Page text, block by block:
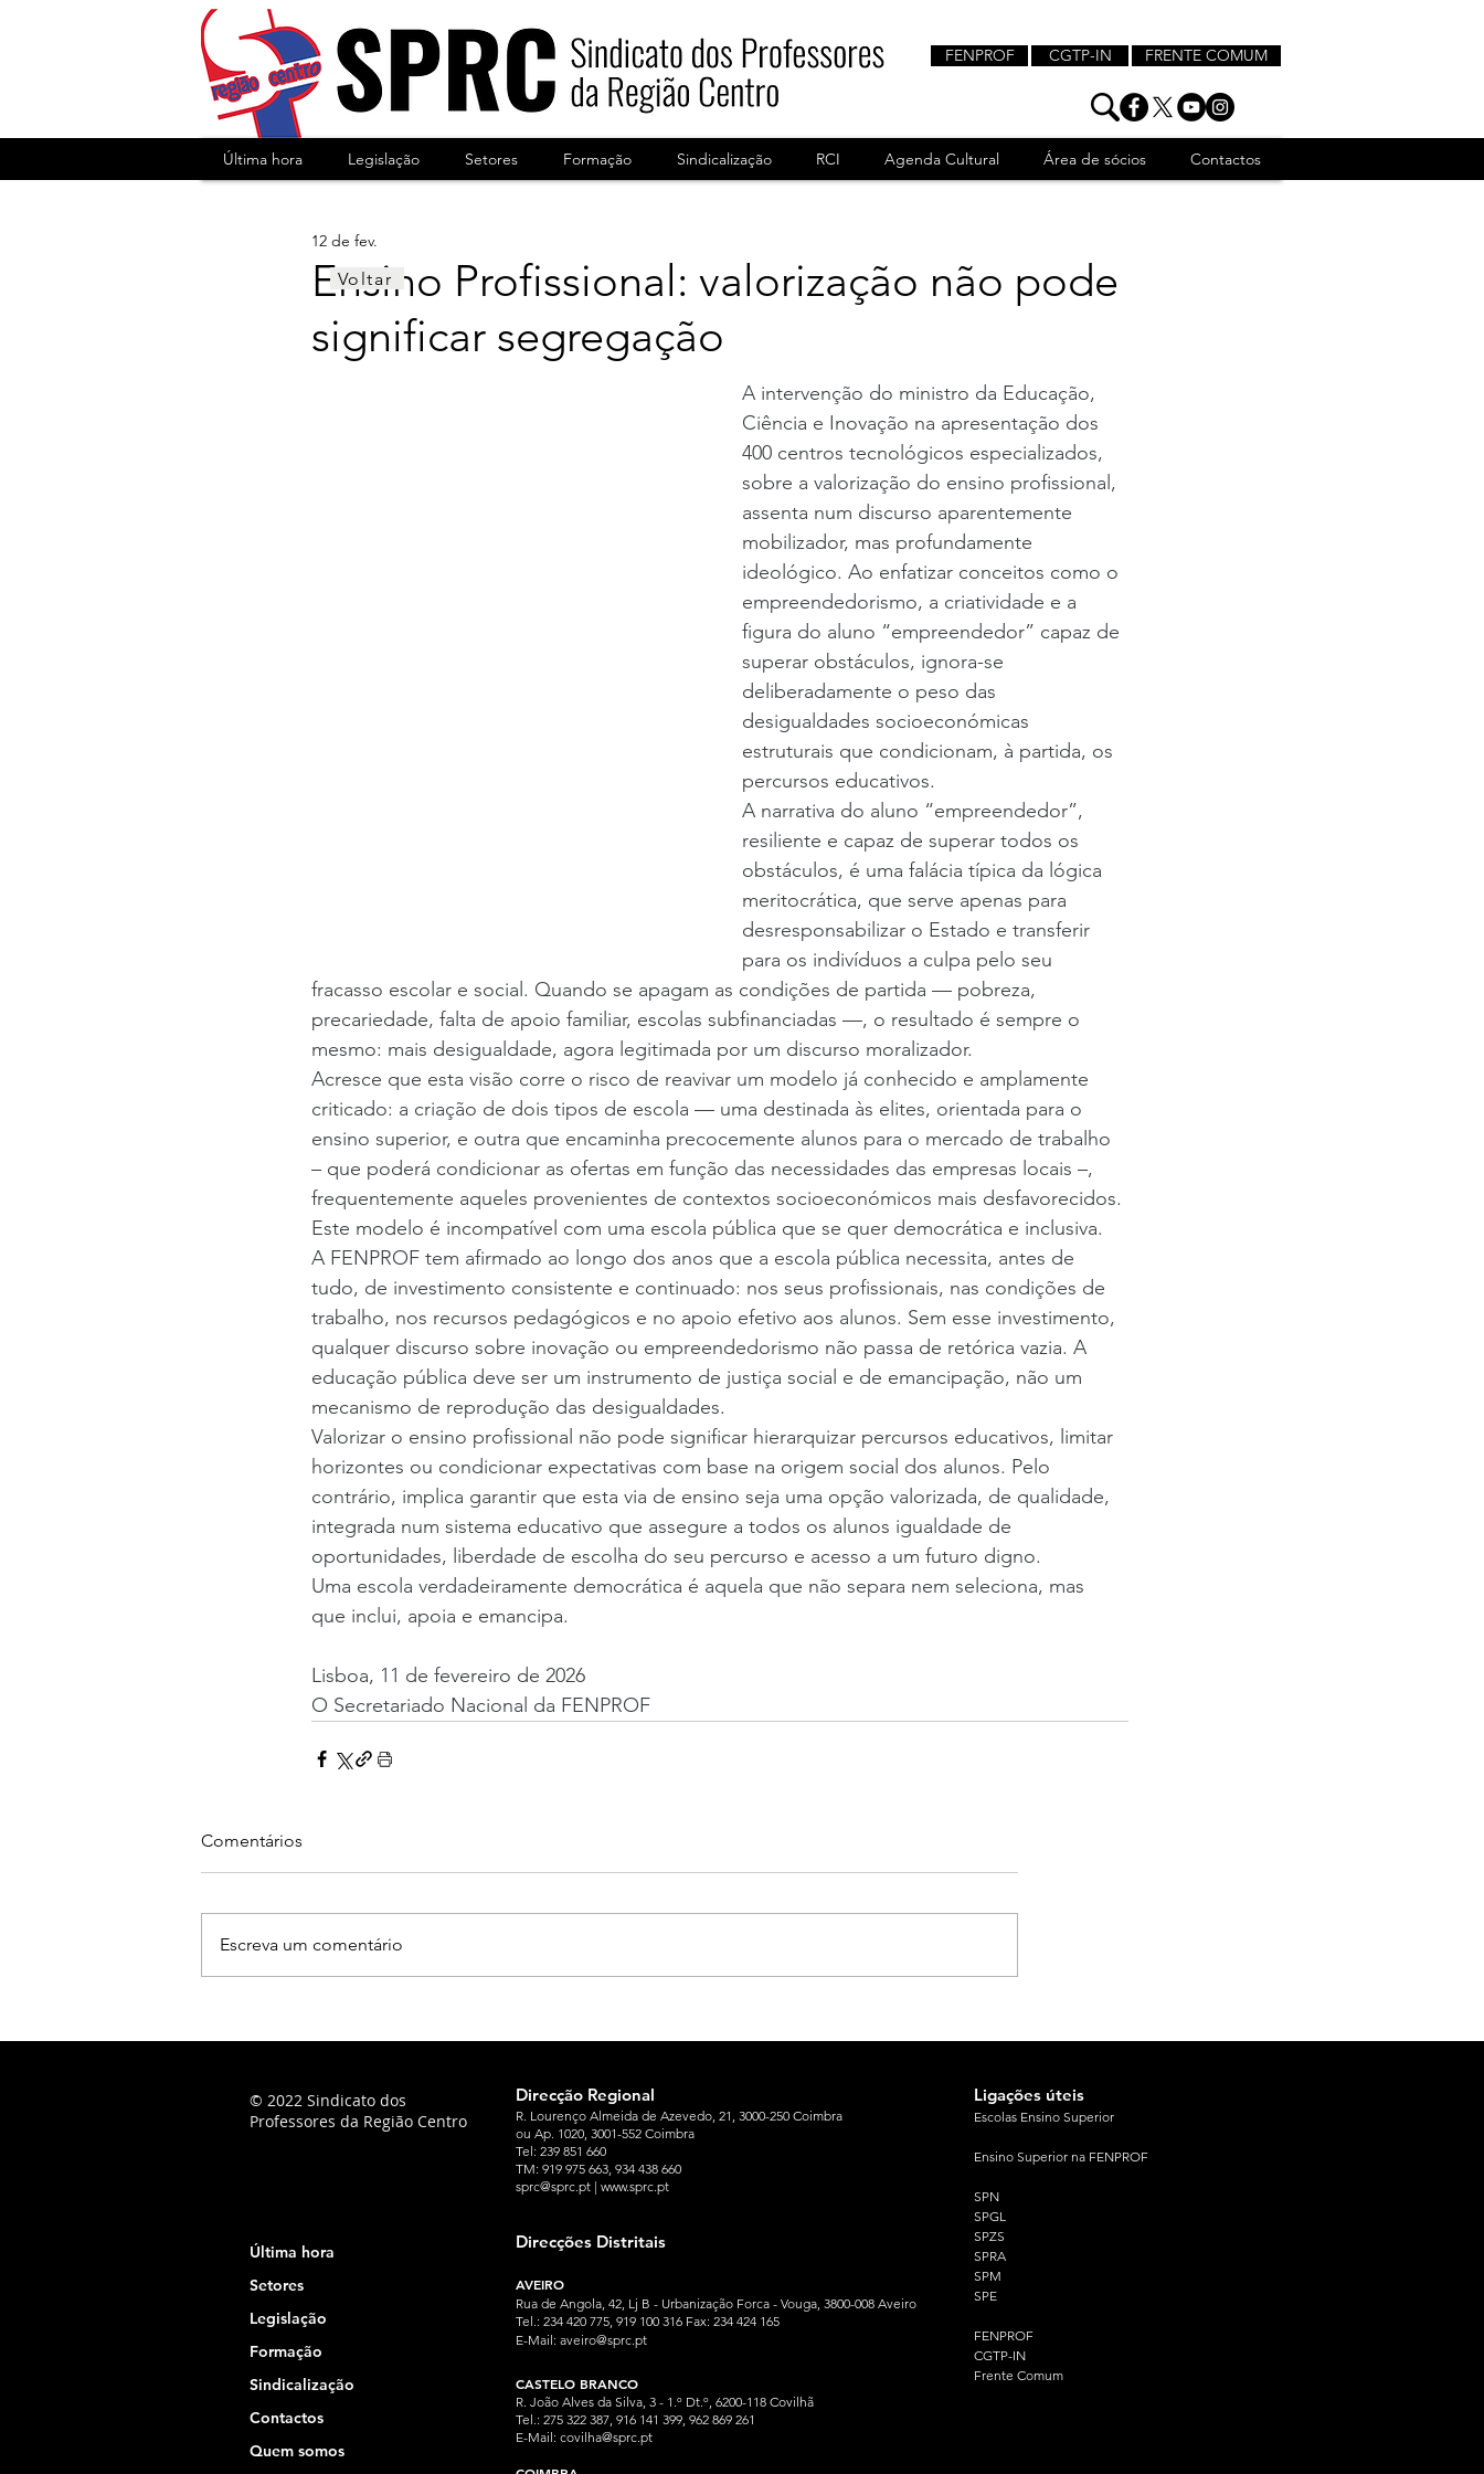
FENPROF CGTP-IN FRENTE COMUM
Última hora Legislação Setores Formação Sindicalização RCI Agenda Cultural Área de sócios Contactos
Ensino Profissional: valorização não pode
significar segregação
12 de fev.
A intervenção do ministro da Educação,
Ciência e Inovação na apresentação dos
400 centros tecnológicos especializados,
sobre a valorização do ensino profissional,
assenta num discurso aparentemente
mobilizador, mas profundamente
ideológico. Ao enfatizar conceitos como o
empreendedorismo, a criatividade e a
figura do aluno “empreendedor” capaz de
superar obstáculos, ignora-se
deliberadamente o peso das
desigualdades socioeconómicas
estruturais que condicionam, à partida, os
percursos educativos.
A narrativa do aluno “empreendedor”,
resiliente e capaz de superar todos os
obstáculos, é uma falácia típica da lógica
meritocrática, que serve apenas para
desresponsabilizar o Estado e transferir
para os indivíduos a culpa pelo seu
fracasso escolar e social. Quando se apagam as condições de partida — pobreza,
precariedade, falta de apoio familiar, escolas subfinanciadas —, o resultado é sempre o
mesmo: mais desigualdade, agora legitimada por um discurso moralizador.
Acresce que esta visão corre o risco de reavivar um modelo já conhecido e amplamente
criticado: a criação de dois tipos de escola — uma destinada às elites, orientada para o
ensino superior, e outra que encaminha precocemente alunos para o mercado de trabalho
– que poderá condicionar as ofertas em função das necessidades das empresas locais –,
frequentemente aqueles provenientes de contextos socioeconómicos mais desfavorecidos.
Este modelo é incompatível com uma escola pública que se quer democrática e inclusiva.
A FENPROF tem afirmado ao longo dos anos que a escola pública necessita, antes de
tudo, de investimento consistente e continuado: nos seus profissionais, nas condições de
trabalho, nos recursos pedagógicos e no apoio efetivo aos alunos. Sem esse investimento,
qualquer discurso sobre inovação ou empreendedorismo não passa de retórica vazia. A
educação pública deve ser um instrumento de justiça social e de emancipação, não um
mecanismo de reprodução das desigualdades.
Valorizar o ensino profissional não pode significar hierarquizar percursos educativos, limitar
horizontes ou condicionar expectativas com base na origem social dos alunos. Pelo
contrário, implica garantir que esta via de ensino seja uma opção valorizada, de qualidade,
integrada num sistema educativo que assegure a todos os alunos igualdade de
oportunidades, liberdade de escolha do seu percurso e acesso a um futuro digno.
Uma escola verdadeiramente democrática é aquela que não separa nem seleciona, mas
que inclui, apoia e emancipa.
Lisboa, 11 de fevereiro de 2026
O Secretariado Nacional da FENPROF
Comentários
Escreva um comentário
Voltar
© 2022 Sindicato dos
Professores da Região Centro
Direcção Regional
R. Lourenço Almeida de Azevedo, 21, 3000-250 Coimbra
ou Ap. 1020, 3001-552 Coimbra
Tel: 239 851 660
TM: 919 975 663, 934 438 660
sprc@sprc.pt | www.sprc.pt
Última hora
Setores
Legislação
Formação
Sindicalização
Contactos
Quem somos
Direcções Distritais
AVEIRO
Rua de Angola, 42, Lj B - Urbanização Forca - Vouga, 3800-008 Aveiro
Tel.: 234 420 775, 919 100 316 Fax: 234 424 165
E-Mail: aveiro@sprc.pt
CASTELO BRANCO
R. João Alves da Silva, 3 - 1.º Dt.º, 6200-118 Covilhã
Tel.: 275 322 387, 916 141 399, 962 869 261
E-Mail: covilha@sprc.pt
Ligações úteis
Escolas Ensino Superior
Ensino Superior na FENPROF
SPN
SPGL
SPZS
SPRA
SPM
SPE
FENPROF
CGTP-IN
Frente Comum